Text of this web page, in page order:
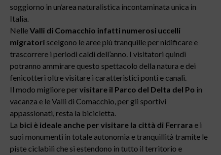
soggiorno in un’area naturalistica incontaminata unica in
Italia.
NelleValli di Comacchio infatti numerosi uccelli
migratori scelgono le aree più tranquille per nidificare e
trascorrere i periodi caldi dell’anno. I visitatori quindi
potranno ammirare questo spettacolo della natura e dei
fenicotteri oltre visitare i caratteristici ponti e canali.
Il modo migliore pervisitare il Parco del Delta del Po in
vacanza e le Valli di Comacchio, per gli sportivi
appassionati, resta la bicicletta.
La bici è ideale anche per visitare la città di Ferrara e i
suoi monumenti in totale autonomia e tranquillità tramite le
piste ciclabili che si estendono in tutto il territorio e